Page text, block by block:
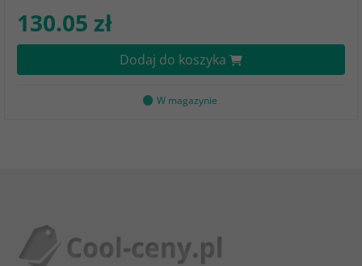
130.05 zł
Dodaj do koszyka
W magazynie